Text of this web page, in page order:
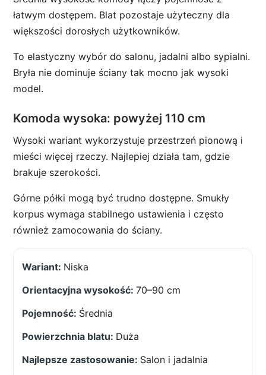
łatwym dostępem. Blat pozostaje użyteczny dla
większości dorosłych użytkowników.
To elastyczny wybór do salonu, jadalni albo sypialni.
Bryła nie dominuje ściany tak mocno jak wysoki
model.
Komoda wysoka: powyżej 110 cm
Wysoki wariant wykorzystuje przestrzeń pionową i
mieści więcej rzeczy. Najlepiej działa tam, gdzie
brakuje szerokości.
Górne półki mogą być trudno dostępne. Smukły
korpus wymaga stabilnego ustawienia i często
również zamocowania do ściany.
Niska
70–90 cm
Średnia
Duża
Salon i jadalnia